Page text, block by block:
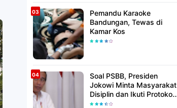
Pemandu Karaoke
Bandungan, Tewas di
Kamar Kos
Soal PSBB, Presiden
Jokowi Minta Masyarakat
Disiplin dan Ikuti Protokol
Kesehatan